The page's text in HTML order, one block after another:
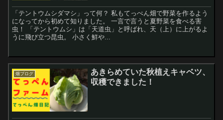
「テントウムシダマシ」って何？ 私もてっぺん畑で野菜を作るよう
になってから初めて知りました。 一言で言うと夏野菜を食べる害
虫！ 「テントウムシ」は「天道虫」と呼ばれ、天（上）に上がるよ
うに飛び立つ昆虫。 小さく鮮や...
畑ブログ
あきらめていた秋植えキャベツ、
収穫できました！